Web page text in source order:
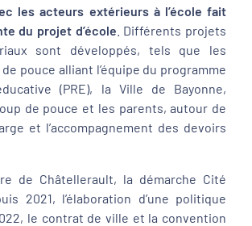
les acteurs extérieurs à l’école fait
du projet d’école . Différents projets
sont développés, tels que les
pouce alliant l’équipe du programme
(PRE), la Ville de Bayonne,
de pouce et les parents, autour de
et l’accompagnement des devoirs
de Châtellerault, la démarche Cité
2021, l’élaboration d’une politique
le contrat de ville et la convention